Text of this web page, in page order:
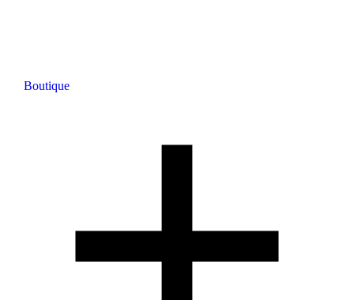
Boutique